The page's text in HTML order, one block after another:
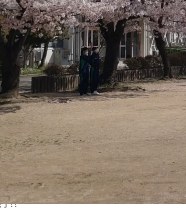
プンスクール
水）箏曲部お稽古
講座」「着こなし講座」
見学会・オープンスクール開催しました
オープンスクール開催★
！！